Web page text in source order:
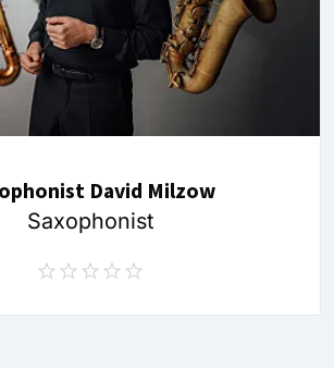
David Milzow
Saxophonist